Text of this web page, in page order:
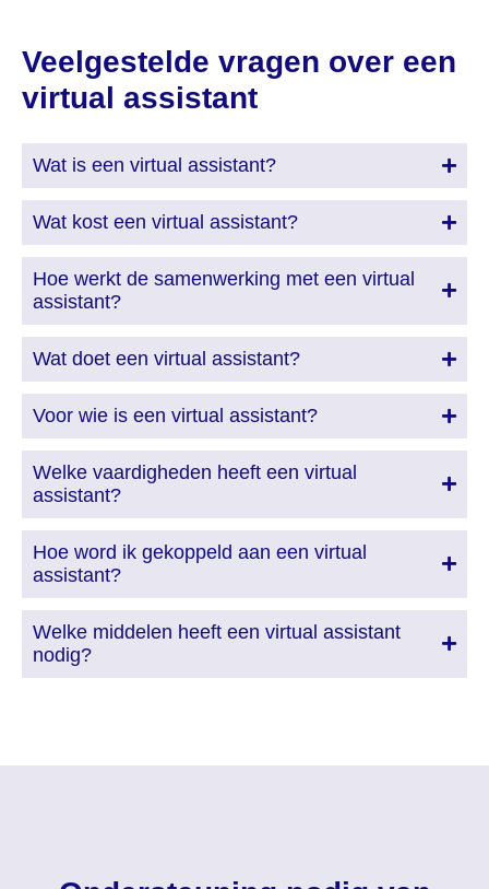
Veelgestelde vragen over een
virtual assistant
Wat is een virtual assistant?
Wat kost een virtual assistant?
Hoe werkt de samenwerking met een virtual
assistant?
Wat doet een virtual assistant?
Voor wie is een virtual assistant?
Welke vaardigheden heeft een virtual
assistant?
Hoe word ik gekoppeld aan een virtual
assistant?
Welke middelen heeft een virtual assistant
nodig?